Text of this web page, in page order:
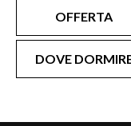
(PH IG: PPERE11)
OFFERTA
DOVE